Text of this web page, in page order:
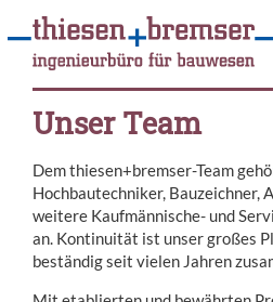
Unser Team
Dem thiesen+bremser-Team
Hochbautechniker, Bauzeichner,
weitere Kaufmännische- und
an. Kontinuität ist unser großes
beständig seit vielen Jahren